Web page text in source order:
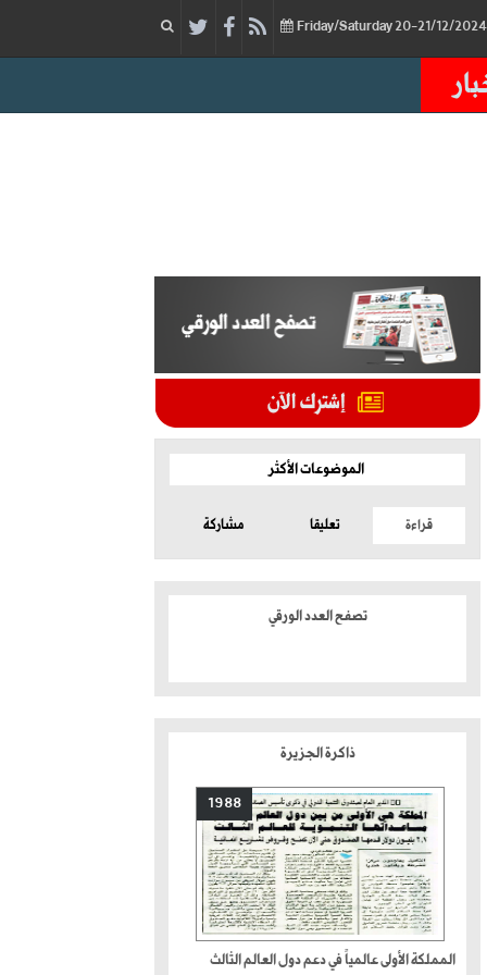
الموضوعات الأكثر
قراءة تعليقا مشاركة
تصفح العدد الورقي
ذاكرة الجزيرة
1988
المملكة الأولى عالمياً في دعم دول العالم الثالث